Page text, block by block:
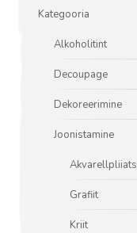
Kategooria
Alkoholitint
Decoupage
Dekoreerimine
Joonistamine
Akvarellpliiats
Grafiit
Kriit